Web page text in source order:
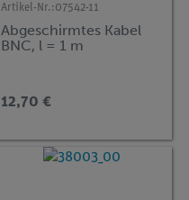
Artikel-Nr.:07542-11
Abgeschirmtes Kabel
BNC, l = 1 m
12,70 €